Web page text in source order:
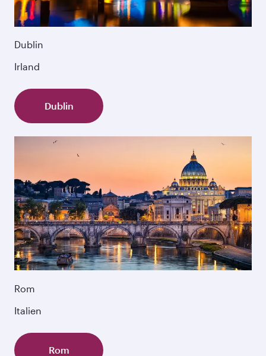
Dublin
Irland
Dublin
Rom
Italien
Rom